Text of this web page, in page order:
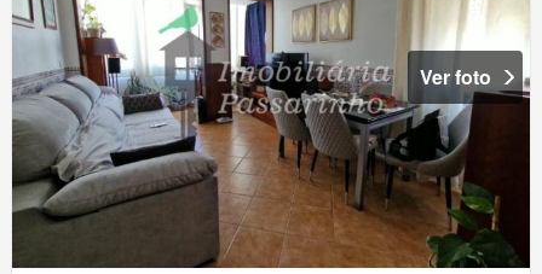
Ver foto